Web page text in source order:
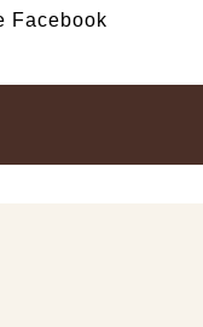
Facebook